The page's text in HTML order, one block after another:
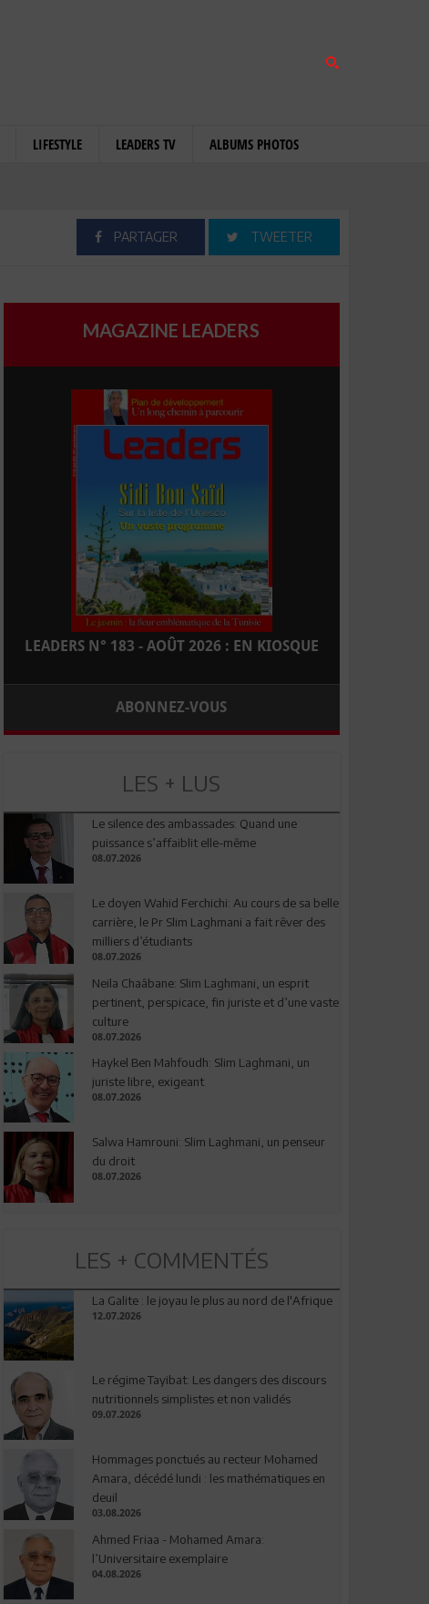
LIFESTYLE LEADERS TV ALBUMS PHOTOS
PARTAGER TWEETER
MAGAZINE LEADERS
LEADERS N° 183 - AOÛT 2026 : EN KIOSQUE
ABONNEZ-VOUS
LES + LUS
Le silence des ambassades: Quand une
puissance s’affaiblit elle-même
08.07.2026
Le doyen Wahid Ferchichi: Au cours de sa belle
carrière, le Pr Slim Laghmani a fait rêver des
milliers d’étudiants
08.07.2026
Neila Chaâbane: Slim Laghmani, un esprit
pertinent, perspicace, fin juriste et d’une vaste
culture
08.07.2026
Haykel Ben Mahfoudh: Slim Laghmani, un
juriste libre, exigeant
08.07.2026
Salwa Hamrouni: Slim Laghmani, un penseur
du droit
08.07.2026
LES + COMMENTÉS
La Galite : le joyau le plus au nord de l'Afrique
12.07.2026
Le régime Tayibat: Les dangers des discours
nutritionnels simplistes et non validés
09.07.2026
Hommages ponctués au recteur Mohamed
Amara, décédé lundi : les mathématiques en
deuil
03.08.2026
Ahmed Friaa - Mohamed Amara:
l’Universitaire exemplaire
04.08.2026